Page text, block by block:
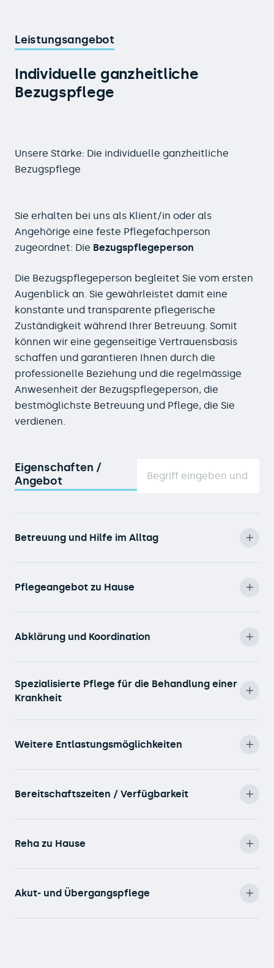
Leistungsangebot
Individuelle ganzheitliche
Bezugspflege
Unsere Stärke: Die individuelle ganzheitliche
Bezugspflege
Sie erhalten bei uns als Klient/in oder als
Angehörige eine feste Pflegefachperson
zugeordnet: Die Bezugspflegeperson
Die Bezugspflegeperson begleitet Sie vom ersten
Augenblick an. Sie gewährleistet damit eine
konstante und transparente pflegerische
Zuständigkeit während Ihrer Betreuung. Somit
können wir eine gegenseitige Vertrauensbasis
schaffen und garantieren Ihnen durch die
professionelle Beziehung und die regelmässige
Anwesenheit der Bezugspflegeperson, die
bestmöglichste Betreuung und Pflege, die Sie
verdienen.
Eigenschaften /
Angebot
Betreuung und Hilfe im Alltag
Pflegeangebot zu Hause
Abklärung und Koordination
Spezialisierte Pflege für die Behandlung einer
Krankheit
Weitere Entlastungsmöglichkeiten
Bereitschaftszeiten / Verfügbarkeit
Reha zu Hause
Akut- und Übergangspflege